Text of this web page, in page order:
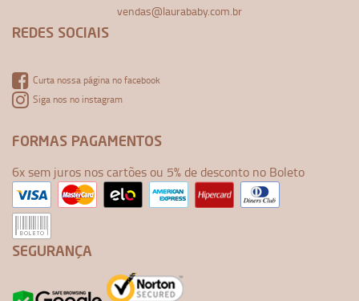
vendas@laurababy.com.br
REDES SOCIAIS
Curta nossa página no facebook
Siga nos no instagram
FORMAS PAGAMENTOS
6x sem juros nos cartões ou 5% de desconto no Boleto
SEGURANÇA